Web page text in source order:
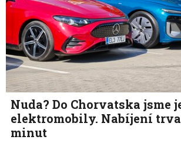
Nuda? Do Chorvatska jsme
elektromobily. Nabíjení
minut